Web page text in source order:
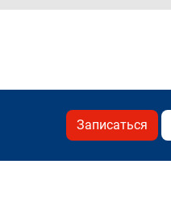
Записаться